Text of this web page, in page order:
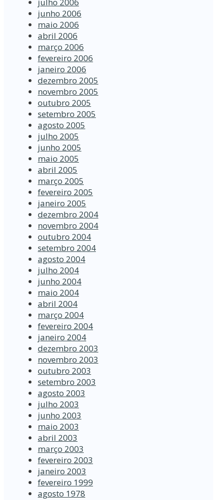
junho 2006
maio 2006
abril 2006
março 2006
fevereiro 2006
janeiro 2006
dezembro 2005
novembro 2005
outubro 2005
setembro 2005
agosto 2005
julho 2005
junho 2005
maio 2005
abril 2005
março 2005
fevereiro 2005
janeiro 2005
dezembro 2004
novembro 2004
outubro 2004
setembro 2004
agosto 2004
julho 2004
junho 2004
maio 2004
abril 2004
março 2004
fevereiro 2004
janeiro 2004
dezembro 2003
novembro 2003
outubro 2003
setembro 2003
agosto 2003
julho 2003
junho 2003
maio 2003
abril 2003
março 2003
fevereiro 2003
janeiro 2003
fevereiro 1999
agosto 1978